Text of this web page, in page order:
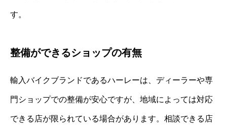
す。
整備ができるショップの有無
輸入バイクブランドであるハーレーは、ディーラーや専
門ショップでの整備が安心ですが、地域によっては対応
できる店が限られている場合があります。相談できる店